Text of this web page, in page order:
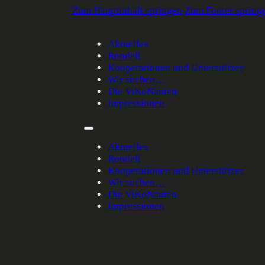
Zum Hauptinhalt springen Zum Footer
Aktuelles
Rondell
Kooperationen und Unterstützer
Wir suchen…
Die ViKoNauten
Impressionen
Aktuelles
Rondell
Kooperationen und Unterstützer
Wir suchen…
Die ViKoNauten
Impressionen